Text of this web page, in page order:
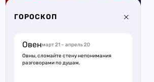
ГОРОСКОП
Овенмарт 21 – апрель 20
Овны, сломайте стену непонимания
разговорами по душам.